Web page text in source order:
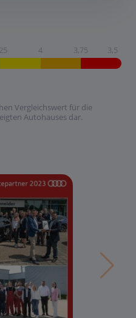
4 3,75 3,5
Vergleichswert für die
Autohauses dar.